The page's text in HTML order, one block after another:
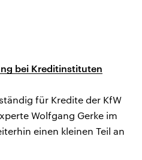
bei Kreditinstituten
für Kredite der KfW
Wolfgang Gerke im
einen kleinen Teil an